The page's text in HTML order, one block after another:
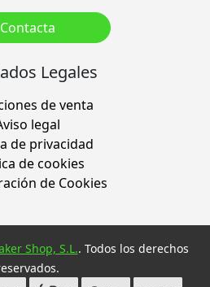
Contacta
Legales
de venta
legal
de privacidad
de cookies
de Cookies
Shop, S.L.. Todos los derechos